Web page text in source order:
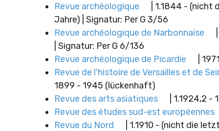
Revue archéologique
| 1.1844 - (nicht
Jahre) | Signatur: Per G 3/56
Revue archéologique de Narbonnaise
| Signatur: Per G 6/136
Revue archéologique de Picardie
|
Revue de l'histoire de Versailles et de
1899 - 1945 (lückenhaft)
Revue des arts asiatiques
| 1.1924,2 -
Revue des études sud-est européennes
Revue du Nord
| 1.1910 - (nicht die